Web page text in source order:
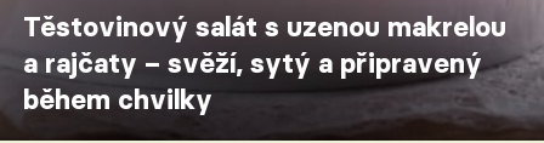
Těstovinový salát s uzenou makrelou
a rajčaty – svěží, sytý a připravený
během chvilky